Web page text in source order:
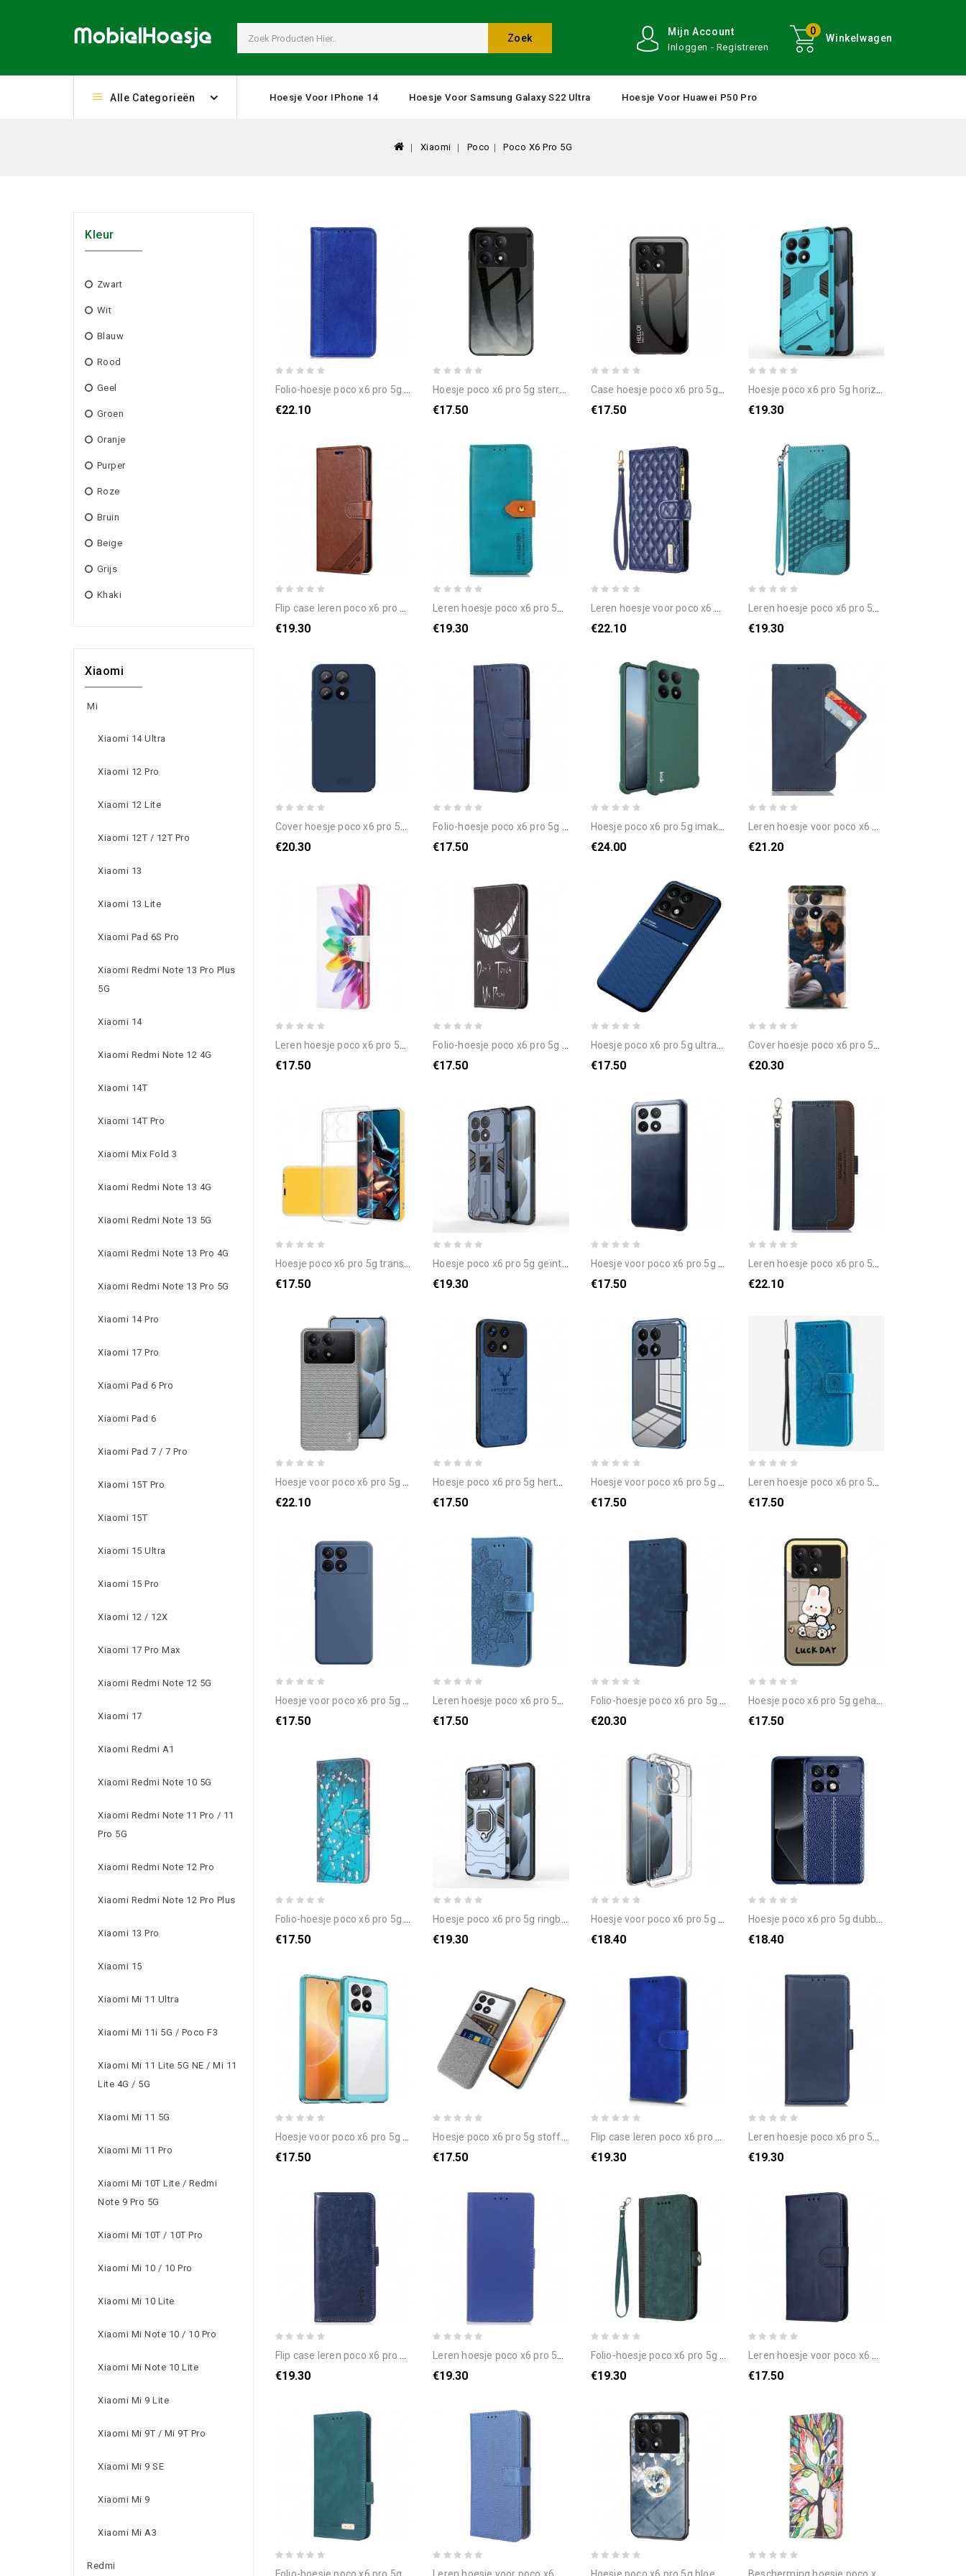
Winkelwagen
0
Mijn Account
Inloggen - Registreren
Zoek
Alle Categorieën Hoesje Voor IPhone 14 Hoesje Voor Samsung Galaxy S22 Ultra Hoesje Voor Huawei P50 Pro
Xiaomi Poco Poco X6 Pro 5G
Kleur
Zwart
Wit
Blauw
Rood
Geel
Groen
Oranje
Purper
Roze
Bruin
Beige
Grijs
Khaki
Xiaomi
Mi
Xiaomi 14 Ultra
Xiaomi 12 Pro
Xiaomi 12 Lite
Xiaomi 12T / 12T Pro
Xiaomi 13
Xiaomi 13 Lite
Xiaomi Pad 6S Pro
Xiaomi Redmi Note 13 Pro Plus
5G
Xiaomi 14
Xiaomi Redmi Note 12 4G
Xiaomi 14T
Xiaomi 14T Pro
Xiaomi Mix Fold 3
Xiaomi Redmi Note 13 4G
Xiaomi Redmi Note 13 5G
Xiaomi Redmi Note 13 Pro 4G
Xiaomi Redmi Note 13 Pro 5G
Xiaomi 14 Pro
Xiaomi 17 Pro
Xiaomi Pad 6 Pro
Xiaomi Pad 6
Xiaomi Pad 7 / 7 Pro
Xiaomi 15T Pro
Xiaomi 15T
Xiaomi 15 Ultra
Xiaomi 15 Pro
Xiaomi 12 / 12X
Xiaomi 17 Pro Max
Xiaomi Redmi Note 12 5G
Xiaomi 17
Xiaomi Redmi A1
Xiaomi Redmi Note 10 5G
Xiaomi Redmi Note 11 Pro / 11
Pro 5G
Xiaomi Redmi Note 12 Pro
Xiaomi Redmi Note 12 Pro Plus
Xiaomi 13 Pro
Xiaomi 15
Xiaomi Mi 11 Ultra
Xiaomi Mi 11i 5G / Poco F3
Xiaomi Mi 11 Lite 5G NE / Mi 11
Lite 4G / 5G
Xiaomi Mi 11 5G
Xiaomi Mi 11 Pro
Xiaomi Mi 10T Lite / Redmi
Note 9 Pro 5G
Xiaomi Mi 10T / 10T Pro
Xiaomi Mi 10 / 10 Pro
Xiaomi Mi 10 Lite
Xiaomi Mi Note 10 / 10 Pro
Xiaomi Mi Note 10 Lite
Xiaomi Mi 9 Lite
Xiaomi Mi 9T / Mi 9T Pro
Xiaomi Mi 9 SE
Xiaomi Mi 9
Xiaomi Mi A3
Redmi
folio-hoesje poco x6 pro 5g splitleer bescherming hoesje
€22.10
hoesje poco x6 pro 5g sterrenhemel gehard glas bescherming hoesje
€17.50
case hoesje poco x6 pro 5g telefoonhoesje hallo gehard glas
€17.50
hoesje poco x6 pro 5g horizontale en verticale ondersteuning
€19.30
flip case leren poco x6 pro 5g azns
€19.30
leren hoesje poco x6 pro 5g gouden sluiting khazneh
€19.30
leren hoesje voor poco x6 pro 5g gewatteerde binfen kleur
€22.10
leren hoesje poco x6 pro 5g grafisch sleutelkoord met olifantenkop bescherming hoesje
€19.30
cover hoesje poco x6 pro 5g telefoonhoesje jk qin-serie mofi
€20.30
folio-hoesje poco x6 pro 5g zakelijke stijl met riem
€17.50
hoesje poco x6 pro 5g imak-airbags
€24.00
leren hoesje voor poco x6 pro 5g multikaart
€21.20
leren hoesje poco x6 pro 5g waterverfbloem bescherming hoesje
€17.50
folio-hoesje poco x6 pro 5g telefoonhoesje slechte telefoon
€17.50
hoesje poco x6 pro 5g ultrafijn
€17.50
cover hoesje poco x6 pro 5g telefoonhoesje maatwerk
€20.30
hoesje poco x6 pro 5g transparant flexibel
€17.50
hoesje poco x6 pro 5g geïntegreerde ondersteuning
€19.30
hoesje voor poco x6 pro 5g ledereffect
€17.50
leren hoesje poco x6 pro 5g tweekleurige rfid-blokkering khazneh
€22.10
hoesje voor poco x6 pro 5g ruiyi-serie imak
€22.10
hoesje poco x6 pro 5g hertenpatroon bescherming hoesje
€17.50
hoesje voor poco x6 pro 5g metalen stijlranden
€17.50
leren hoesje poco x6 pro 5g mandala zon met riem bescherming hoesje
€17.50
hoesje voor poco x6 pro 5g siliconen rechte rand
€17.50
leren hoesje poco x6 pro 5g bloemmotief met riempje bescherming hoesje
€17.50
folio-hoesje poco x6 pro 5g telefoonhoesje rfid-bescherming en draagkoord met suède-effect
€20.30
hoesje poco x6 pro 5g gehard glas met cartoonpatroon bescherming hoesje
€17.50
folio-hoesje poco x6 pro 5g telefoonhoesje pruimenbloesem
€17.50
hoesje poco x6 pro 5g ringbestendig bescherming hoesje
€19.30
hoesje voor poco x6 pro 5g ux-5 imak-serie
€18.40
hoesje poco x6 pro 5g dubbele lijn
€18.40
hoesje voor poco x6 pro 5g anti-schok
€17.50
hoesje poco x6 pro 5g stoffen kaarthouder bescherming hoesje
€17.50
flip case leren poco x6 pro 5g suède-effect
€19.30
leren hoesje poco x6 pro 5g mat kunstleer bescherming hoesje
€19.30
flip case leren poco x6 pro 5g abeel
€19.30
leren hoesje poco x6 pro 5g klassiek bescherming hoesje
€19.30
folio-hoesje poco x6 pro 5g telefoonhoesje tweekleurig met dubbele sluiting en riem
€19.30
leren hoesje voor poco x6 pro 5g effen kunstleer met riem
€17.50